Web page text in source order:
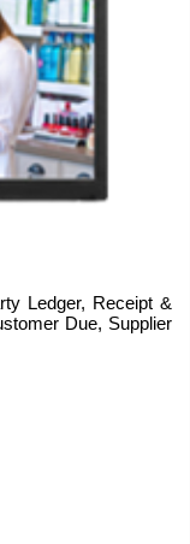
Ledger, Receipt &
Due, Supplier